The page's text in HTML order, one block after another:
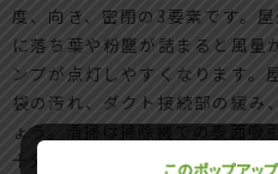
度、向き、密閉の3要素です。
に落ち葉や粉塵が詰まると風量
ンプが点灯しやすくなります。
袋の汚れ、ダクト接続部の緩み
ょう。清掃は掃除機での表面吸
十分乾燥させてから装着します